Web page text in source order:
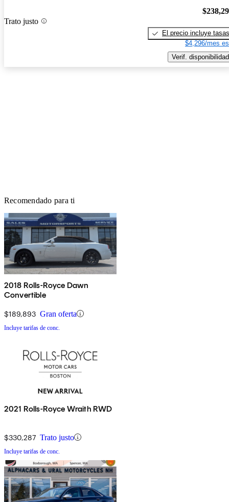
Trato justo
El precio incluye tasas
$4,296/mes
Verif. disponibilidad
Recomendado para ti
2018 Rolls-Royce Dawn
Convertible
$189,893 Gran oferta
Incluye tarifas de conc.
2021 Rolls-Royce Wraith RWD
$330,287 Trato justo
Incluye tarifas de conc.